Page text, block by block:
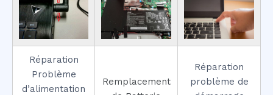
Réparation
Problème
d’alimentation
Remplacement
Réparation
problème de